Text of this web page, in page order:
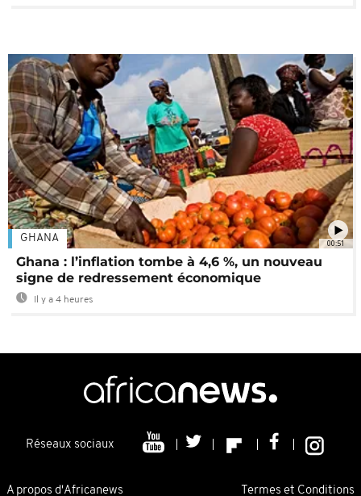
00:51
GHANA
Ghana : l’inflation tombe à 4,6 %, un nouveau
signe de redressement économique
Il y a 4 heures
Réseaux sociaux
A propos d'Africanews Termes et Conditions